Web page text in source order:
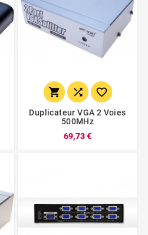
  
Duplicateur VGA 2 Voies
500MHz
69,73 €